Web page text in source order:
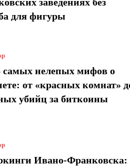
для фигуры
самых нелепых мифов о
от «красных комнат»
убийц за биткоины
Ивано-Франковска: